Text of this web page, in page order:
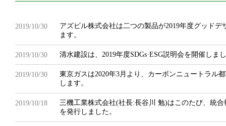
2019/10/30
アズビル株式会社は二つの製品が2019年度グッド
ます。
2019/10/30 清水建設は、2019年度SDGs·ESG説明会を開催しま
2019/10/30
東京ガスは2020年3月より、カーボンニュートラル
します。
2019/10/18
三機工業株式会社(社長:長谷川 勉)はこのたび、統合
を発行しました。